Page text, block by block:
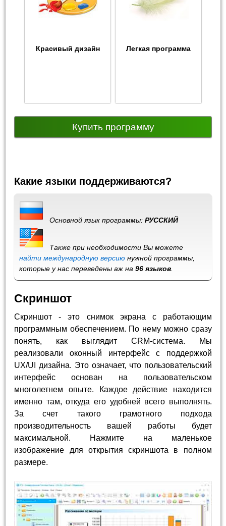
Красивый дизайн Легкая программа
Купить программу
Какие языки поддерживаются?
Основной язык программы:РУССКИЙ
Также при необходимости Вы можете
найти международную версию нужной программы,
которые у нас переведены аж на96 языков
Скриншот
Скриншот - это снимок экрана с работающим
программным обеспечением. По нему можно сразу
понять, как выглядит CRM-система. Мы
реализовали оконный интерфейс с поддержкой
UX/UI дизайна. Это означает, что пользовательский
интерфейс основан на пользовательском
многолетнем опыте. Каждое действие находится
именно там, откуда его удобней всего выполнять.
За счет такого грамотного подхода
производительность вашей работы будет
максимальной. Нажмите на маленькое
изображение для открытия скриншота в полном
размере.